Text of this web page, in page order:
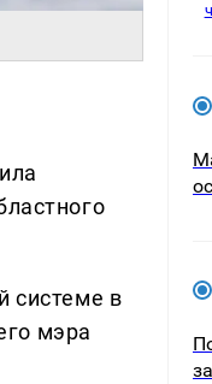
системе в
мэра